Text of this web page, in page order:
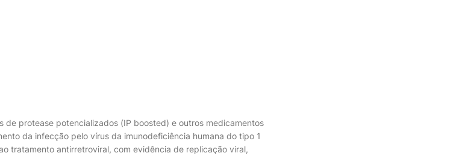
de protease potencializados (IP boosted) e outros medicamentos
da infecção pelo vírus da imunodeficiência humana do tipo 1
tratamento antirretroviral, com evidência de replicação viral,